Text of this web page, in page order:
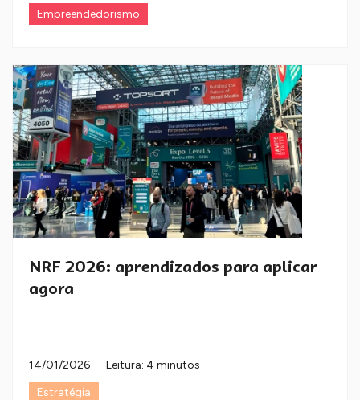
Empreendedorismo
NRF 2026: aprendizados para aplicar
agora
14/01/2026
Leitura: 4 minutos
Estratégia